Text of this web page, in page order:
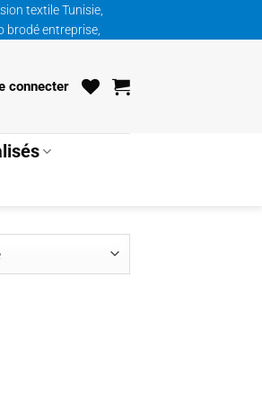
textile Tunisie,
brodé entreprise,
connecter